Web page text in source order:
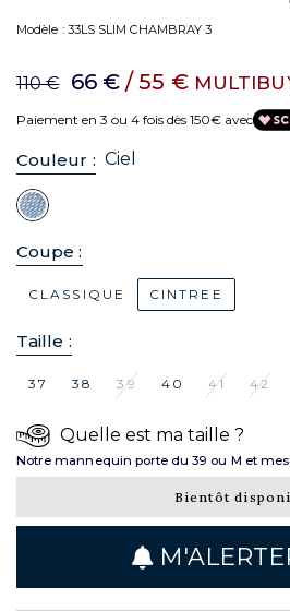
Modèle : 33LS SLIM CHAMBRAY 3
110 € 66 € / 55 €
Paiement en 3 ou 4 fois dès 150€ avec
Couleur : Ciel
Coupe :
CLASSIQUE CINTREE
Taille :
37 38 39 40 41 42
Quelle est ma taille ?
Notre mannequin porte du 39 ou M et
Bientôt